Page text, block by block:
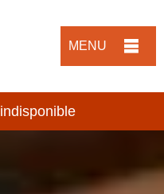
MENU
indisponible